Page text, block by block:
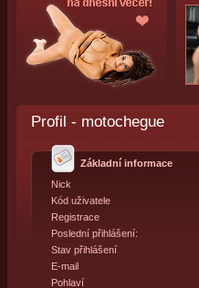
Profil - motochegue
Základní informace
Nick
Kód uživatele
Registrace
Poslední přihlášení:
Stav přihlášení
E-mail
Pohlaví